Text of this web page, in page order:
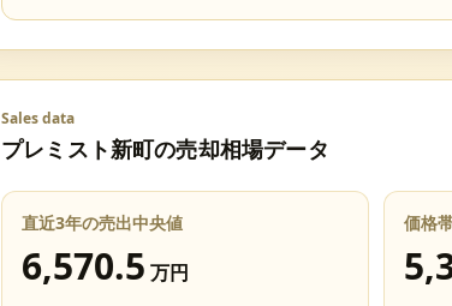
Sales data
プレミスト新町の売却相場データ
直近3年の売出中央値
6,570.5 万円
価格